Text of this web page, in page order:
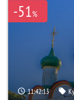
-51%
11:42:12